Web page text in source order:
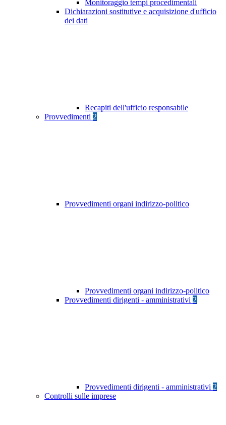
Monitoraggio tempi procedimentali
Dichiarazioni sostitutive e acquisizione d'ufficio
dei dati
Recapiti dell'ufficio responsabile
Provvedimenti 2
Provvedimenti organi indirizzo-politico
Provvedimenti organi indirizzo-politico
Provvedimenti dirigenti - amministrativi 2
Provvedimenti dirigenti - amministrativi 2
Controlli sulle imprese